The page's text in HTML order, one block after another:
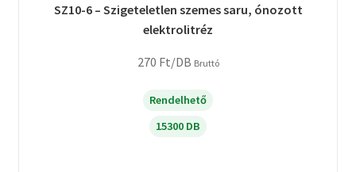
SZ10-6 – Szigeteletlen szemes saru, ónozott
elektrolitréz
270 Ft/DB Bruttó
Rendelhető
15300 DB